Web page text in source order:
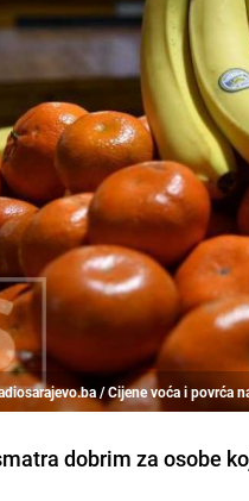
/ Cijene voća i povrća
dobrim za osobe